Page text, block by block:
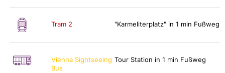
Tram 2 "Karmeliterplatz" in 1 min Fußweg
Vienna Sightseeing
Bus
Tour Station in 1 min Fußweg